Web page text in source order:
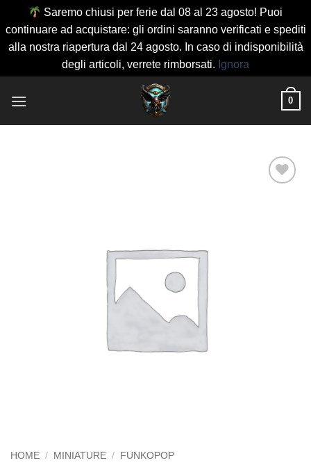
Saremo chiusi per ferie dal 08 al 23 agosto! Puoi
continuare ad acquistare: gli ordini saranno verificati e spediti
alla nostra riapertura dal 24 agosto. In caso di indisponibilità
degli articoli, verrete rimborsati. Ignora
0
HOME / MINIATURE / FUNKOPOP